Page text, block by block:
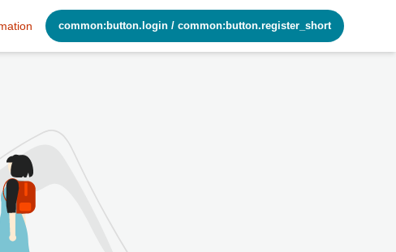
common:button.login / common:button.register_short